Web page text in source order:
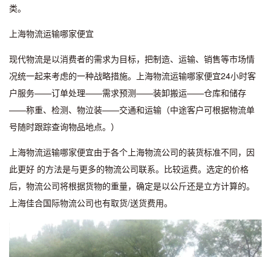
类。
上海物流运输哪家便宜
现代物流是以消费者的需求为目标，把制造、运输、销售等市场情
况统一起来考虑的一种战略措施。上海物流运输哪家便宜24小时客
户服务——订单处理——需求预测——装卸搬运——仓库和储存
——称重、检测、物泣装——交通和运输（中途客户可根据物流单
号随时跟踪查询物品地点。）
上海物流运输哪家便宜由于各个上海物流公司的装货标准不同，因
此更好 的方法是与更多的物流公司联系。比较运费。选定的价格
后，物流公司将根据货物的重量，确定是以公斤还是立方计算的。
上海佳合国际物流公司也有取货/送货费用。